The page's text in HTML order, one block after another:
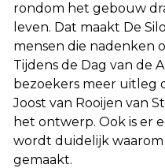
rondom het gebouw
leven. Dat maakt De
mensen die nadenken
Tijdens de Dag van de
bezoekers meer uitleg
Joost van Rooijen van
het ontwerp. Ook is er
wordt duidelijk
gemaakt.